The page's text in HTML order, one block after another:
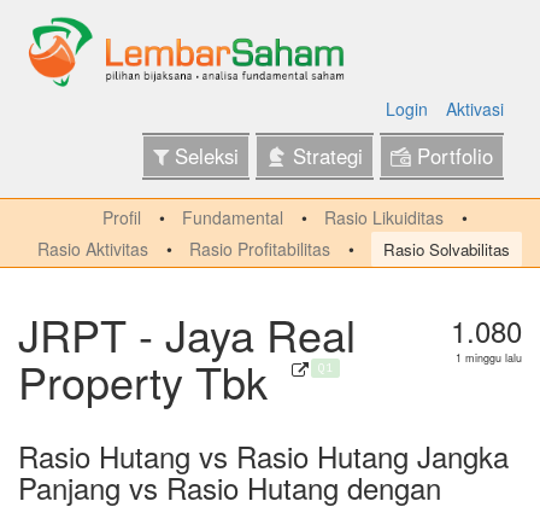
Login Aktivasi
Seleksi Strategi Portfolio
Profil Fundamental
Rasio Likuiditas
Rasio Aktivitas
Rasio Profitabilitas Rasio Solvabilitas
JRPT - Jaya Real
Property Tbk Q1
1.080
1 minggu lalu
Rasio Hutang vs Rasio Hutang Jangka
Panjang vs Rasio Hutang dengan